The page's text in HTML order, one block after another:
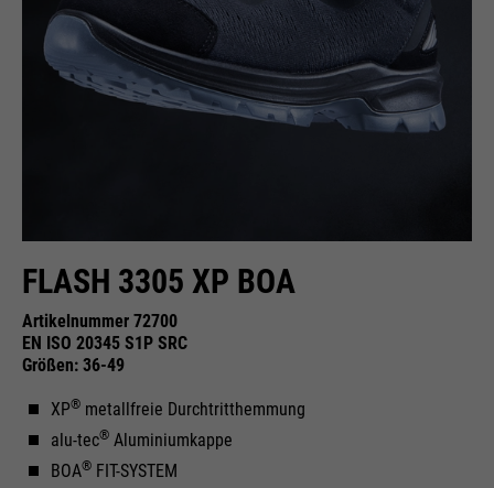
Zweck
Wird zur Begrenzung der Request-
Rate verwendet.
Zweck
benutzt.
FLASH 3305 XP BOA
Artikelnummer 72700
EN ISO 20345 S1P SRC
Größen: 36-49
XP® metallfreie Durchtritthemmung
alu-tec® Aluminiumkappe
BOA® FIT-SYSTEM